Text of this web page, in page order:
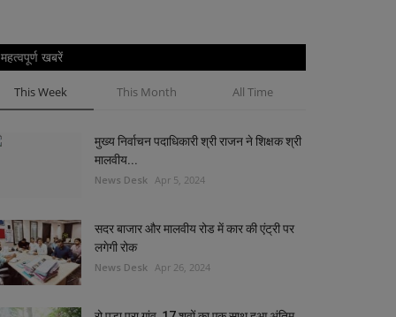
महत्वपूर्ण खबरें
This Week This Month All Time
मुख्य निर्वाचन पदाधिकारी श्री राजन ने शिक्षक श्री
मालवीय...
News Desk Apr 5, 2024
सदर बाजार और मालवीय रोड में कार की एंट्री पर
लगेगी रोक
News Desk Apr 26, 2024